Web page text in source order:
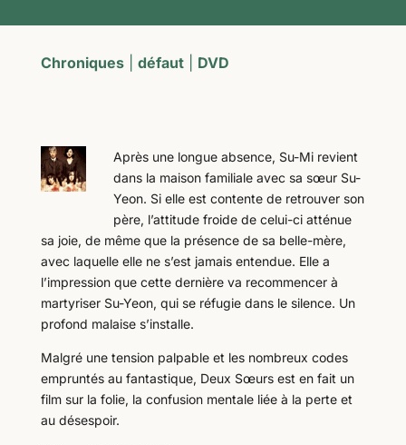
Chroniques| défaut| DVD
Après une longue absence, Su-Mi revient
dans la maison familiale avec sa sœur Su-
Yeon. Si elle est contente de retrouver son
père, l’attitude froide de celui-ci atténue
sa joie, de même que la présence de sa belle-mère,
avec laquelle elle ne s’est jamais entendue. Elle a
l’impression que cette dernière va recommencer à
martyriser Su-Yeon, qui se réfugie dans le silence. Un
profond malaise s’installe.
Malgré une tension palpable et les nombreux codes
empruntés au fantastique, Deux Sœurs est en fait un
film sur la folie, la confusion mentale liée à la perte et
au désespoir.